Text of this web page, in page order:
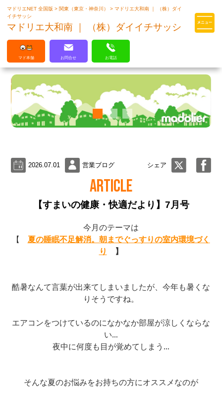
マドリエはLIXILの厳しい基準を
マドリエNET 全国版> 関東（東京・神奈川）>マドリエ大和南 ｜ （株）ダイ
イチサッシ
マドリエ大和南 ｜ （株）ダイイチサッシ
マド本舗 お問合せ お電話
2026.07.01 営業ブログ シェア
ARTICLE
【すまいの健康・快適だより】7月号